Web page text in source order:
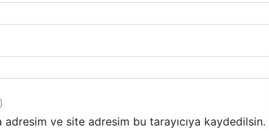
adresim ve site adresim bu tarayıcıya kaydedilsin.